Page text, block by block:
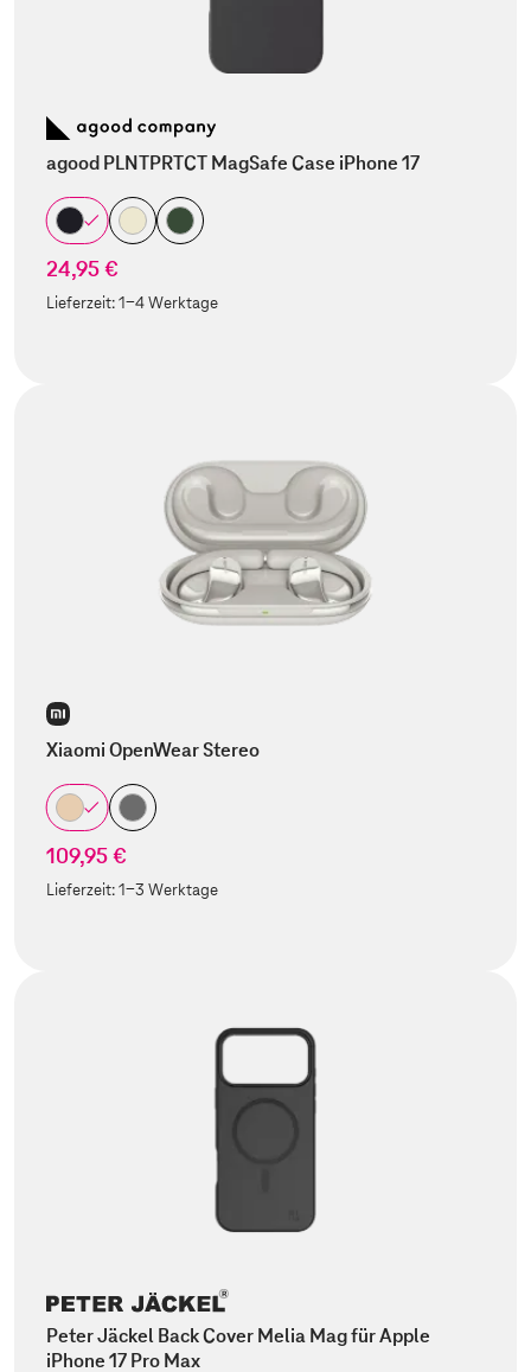
agood PLNTPRTCT MagSafe Case iPhone 17
24,95 €
Lieferzeit:1-4 Werktage
Xiaomi OpenWear Stereo
109,95 €
Lieferzeit:1-3 Werktage
Peter Jäckel Back Cover Melia Mag für Apple
iPhone 17 Pro Max